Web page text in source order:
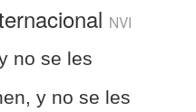
NVI
no se les
y no se les